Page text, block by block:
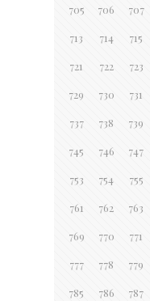
705 706 707
713 714 715
721 722 723
729 730 731
737 738 739
745 746 747
753 754 755
761 762 763
769 770 771
777 778 779
785 786 787